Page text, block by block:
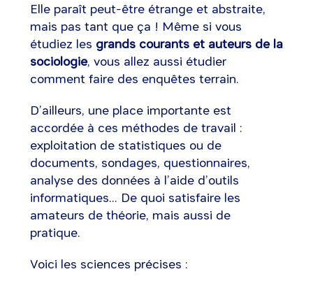
Elle paraît peut-être étrange et abstraite,
mais pas tant que ça ! Même si vous
étudiez les grands courants et auteurs de la
sociologie, vous allez aussi étudier
comment faire des enquêtes terrain.
D’ailleurs, une place importante est
accordée à ces méthodes de travail :
exploitation de statistiques ou de
documents, sondages, questionnaires,
analyse des données à l’aide d’outils
informatiques... De quoi satisfaire les
amateurs de théorie, mais aussi de
pratique.
Voici les sciences précises :